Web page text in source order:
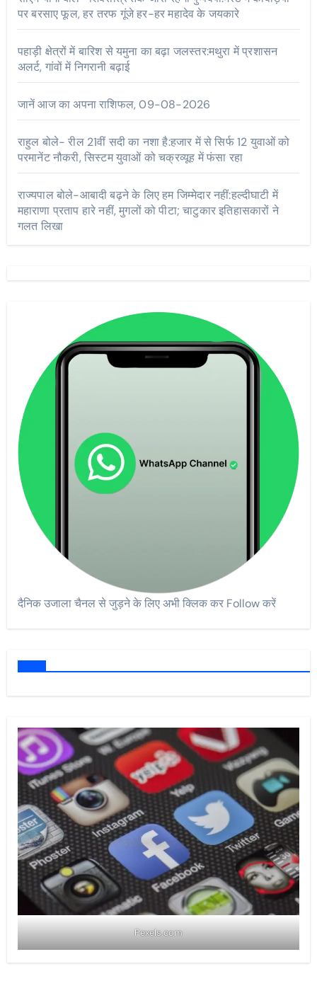
पर बरसाए फूल, हर तरफ गूंजे हर-हर महादेव के जयकारे
पहाड़ी क्षेत्रों में बारिश से यमुना का बढ़ा जलस्तर:मथुरा में प्रशासन
अलर्ट, गांवों में निगरानी बढ़ाई
जानें आज का अपना राशिफल, 09-08-2026
राहुल बोले- रील 21वीं सदी का नशा है:हजार में से सिर्फ 12 युवाओं को
परमानेंट नौकरी, सिस्टम युवाओं को चक्रव्यूह में फंसा रहा
राज्यपाल बोले-आबादी बढ़ने के लिए हम जिम्मेदार नहीं:हल्दीघाटी में
महाराणा प्रताप हारे नहीं, मुगलों को पीटा; चाटुकार इतिहासकारों ने
गलत लिखा
दैनिक उजाला चैनल से जुड़ने के लिए अभी क्लिक कर Follow करें
Pexels.com